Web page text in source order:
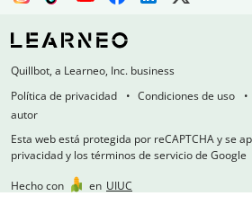
Quillbot, a Learneo, Inc. business
Política de privacidad
Condiciones de uso
autor
Esta web está protegida por reCAPTCHA y se
privacidad y los términos de servicio de Google
Hecho con
en UIUC